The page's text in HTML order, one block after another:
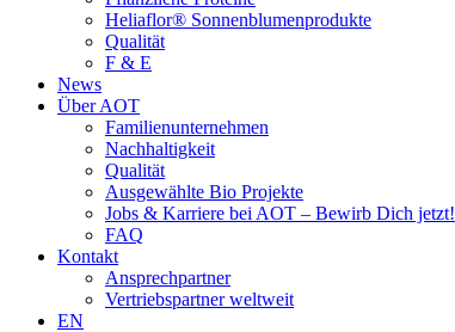
Heliaflor® Sonnenblumenprodukte
Qualität
F & E
News
Über AOT
Familienunternehmen
Nachhaltigkeit
Qualität
Ausgewählte Bio Projekte
Jobs & Karriere bei AOT – Bewirb Dich jetzt!
FAQ
Kontakt
Ansprechpartner
Vertriebspartner weltweit
EN